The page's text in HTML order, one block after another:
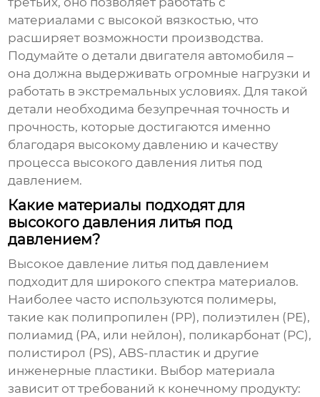
материалами с высокой вязкостью, что
расширяет возможности производства.
Подумайте о детали двигателя автомобиля –
она должна выдерживать огромные нагрузки и
работать в экстремальных условиях. Для такой
детали необходима безупречная точность и
прочность, которые достигаются именно
благодаря высокому давлению и качеству
процесса высокого давления литья под
давлением.
Какие материалы подходят для
высокого давления литья под
давлением?
Высокое давление литья под давлением
подходит для широкого спектра материалов.
Наиболее часто используются полимеры,
такие как полипропилен (PP), полиэтилен (PE),
полиамид (PA, или нейлон), поликарбонат (PC),
полистирол (PS), ABS-пластик и другие
инженерные пластики. Выбор материала
зависит от требований к конечному продукту: